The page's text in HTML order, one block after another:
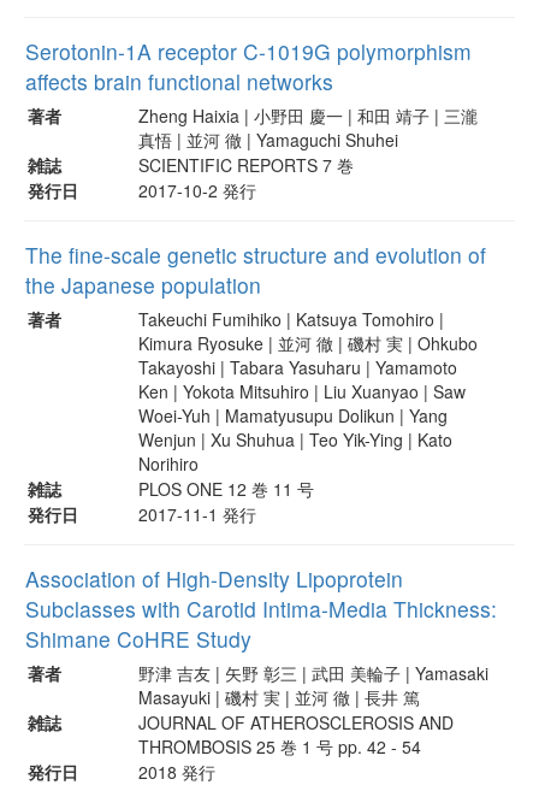
Serotonin-1A receptor C-1019G polymorphism
affects brain functional networks
著者
Zheng Haixia | 小野田 慶一 | 和田 靖子 | 三瀧
真悟 | 並河 徹 | Yamaguchi Shuhei
雑誌
SCIENTIFIC REPORTS 7 巻
発行日
2017-10-2 発行
The fine-scale genetic structure and evolution of
the Japanese population
著者
Takeuchi Fumihiko | Katsuya Tomohiro |
Kimura Ryosuke | 並河 徹 | 磯村 実 | Ohkubo
Takayoshi | Tabara Yasuharu | Yamamoto
Ken | Yokota Mitsuhiro | Liu Xuanyao | Saw
Woei-Yuh | Mamatyusupu Dolikun | Yang
Wenjun | Xu Shuhua | Teo Yik-Ying | Kato
Norihiro
雑誌
PLOS ONE 12 巻 11 号
発行日
2017-11-1 発行
Association of High-Density Lipoprotein
Subclasses with Carotid Intima-Media Thickness:
Shimane CoHRE Study
著者
野津 吉友 | 矢野 彰三 | 武田 美輪子 | Yamasaki
Masayuki | 磯村 実 | 並河 徹 | 長井 篤
雑誌
JOURNAL OF ATHEROSCLEROSIS AND
THROMBOSIS 25 巻 1 号 pp. 42 - 54
発行日
2018 発行